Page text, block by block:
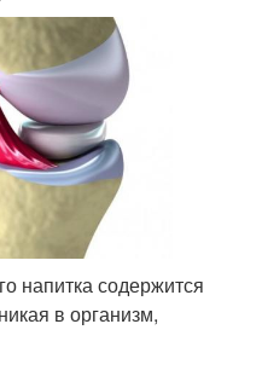
напитка содержится
в организм,